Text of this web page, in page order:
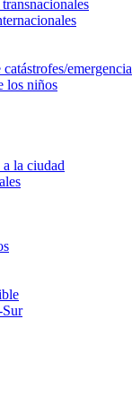
emergencia
los niños
la ciudad